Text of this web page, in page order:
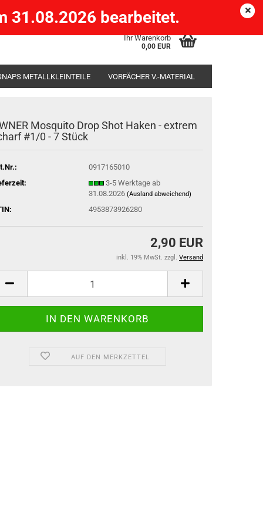
) Kundenlogin
Ihr Warenkorb
0,00 EUR
31.08.2026 bearbeitet.
METALLKLEINTEILE VORFÄCHER V.-MATERIAL
Mosquito Drop Shot Haken - extrem
#1/0 - 7 Stück
0917165010
3-5 Werktage ab
31.08.2026 (Ausland abweichend)
4953873926280
2,90 EUR
inkl. 19% MwSt. zzgl. Versand
AUF DEN MERKZETTEL